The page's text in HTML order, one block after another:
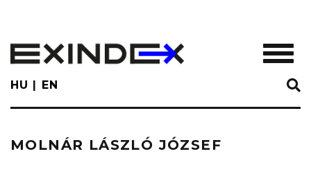
main
content
HU EN
MOLNÁR LÁSZLÓ JÓZSEF